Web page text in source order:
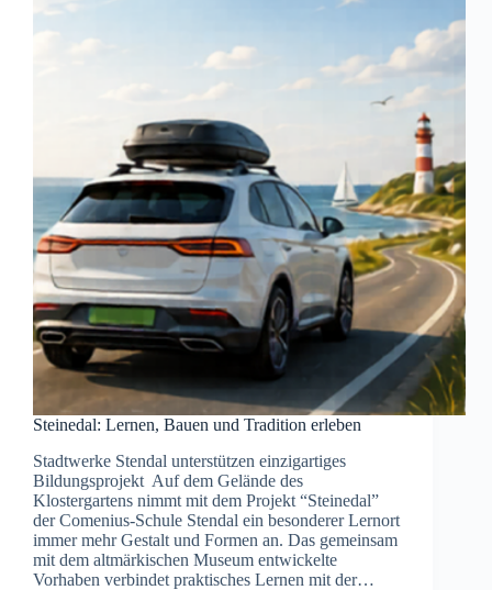
Steinedal: Lernen, Bauen und Tradition erleben
Stadtwerke Stendal unterstützen einzigartiges
Bildungsprojekt Auf dem Gelände des
Klostergartens nimmt mit dem Projekt “Steinedal”
der Comenius-Schule Stendal ein besonderer Lernort
immer mehr Gestalt und Formen an. Das gemeinsam
mit dem altmärkischen Museum entwickelte
Vorhaben verbindet praktisches Lernen mit der…